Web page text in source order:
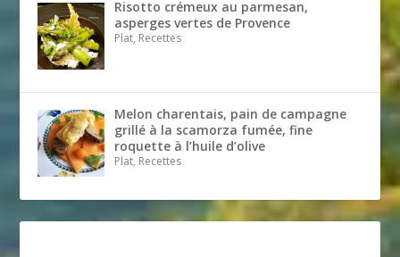
Risotto crémeux au parmesan,
asperges vertes de Provence
Plat, Recettes
Melon charentais, pain de campagne
grillé à la scamorza fumée, fine
roquette à l’huile d’olive
Plat, Recettes